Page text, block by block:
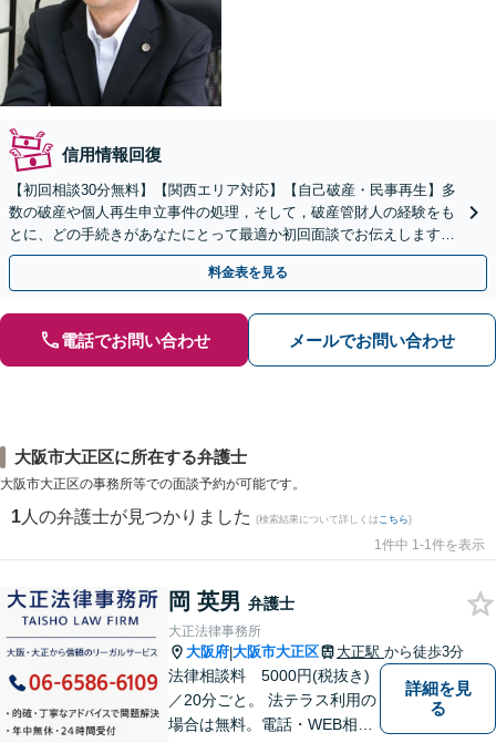
信用情報回復
【初回相談30分無料】【関西エリア対応】【自己破産・民事再生】多
数の破産や個人再生申立事件の処理，そして，破産管財人の経験をも
とに、どの手続きがあなたにとって最適か初回面談でお伝えします！
専門家に話を聞くことが解決への第一歩です！
料金表を見る
電話でお問い合わせ メールでお問い合わせ
大阪市大正区に所在する弁護士
大阪市大正区の事務所等での面談予約が可能です。
1 人の弁護士が見つかりました (検索結果について詳しくは こちら)
1件中 1-1件を表示
岡 英男 弁護士
大正法律事務所
大阪府|大阪市大正区 大正駅 から徒歩3分
法律相談料 5000円(税抜き)
／20分ごと。 法テラス利用の
場合は無料。電話・WEB相談
詳細を見
る